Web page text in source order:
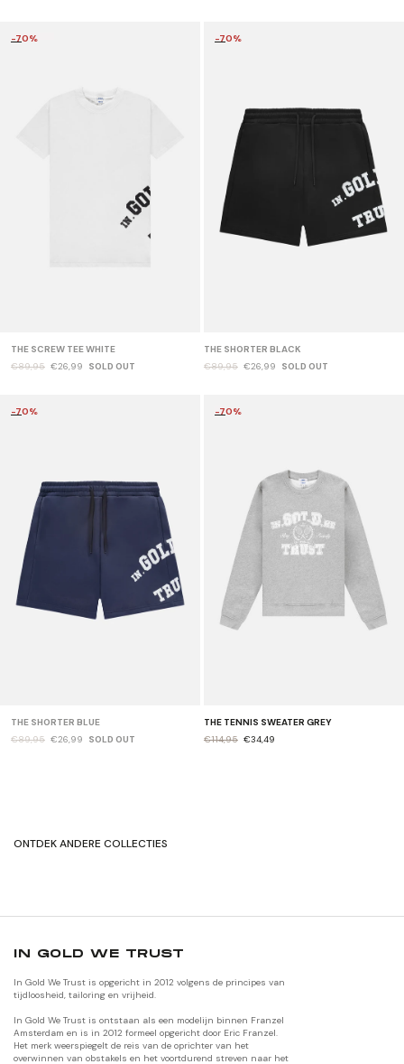
-70%
THE SCREW TEE WHITE
€89,95 €26,99 SOLD OUT
-70%
THE SHORTER BLACK
€89,95 €26,99 SOLD OUT
-70%
THE SHORTER BLUE
€89,95 €26,99 SOLD OUT
-70%
THE TENNIS SWEATER GREY
€114,95 €34,49
ONTDEK ANDERE COLLECTIES
IN GOLD WE TRUST
In Gold We Trust is opgericht in 2012 volgens de principes van
tijdloosheid, tailoring en vrijheid.
In Gold We Trust is ontstaan als een modelijn binnen Franzel
Amsterdam en is in 2012 formeel opgericht door Eric Franzel.
Het merk weerspiegelt de reis van de oprichter van het
overwinnen van obstakels en het voortdurend streven naar het